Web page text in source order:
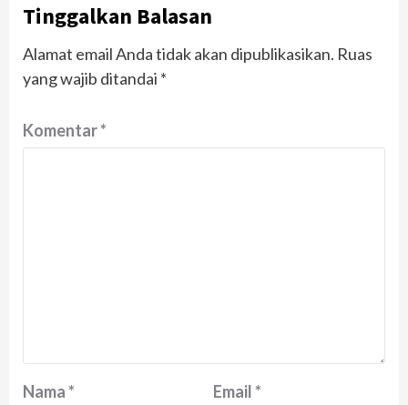
Tinggalkan Balasan
Alamat email Anda tidak akan dipublikasikan. Ruas
yang wajib ditandai *
Komentar*
Nama* Email*